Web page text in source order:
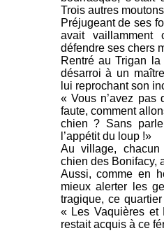
Trois autres
Préjugeant de ses
avait vaillamment
défendre ses chers
Rentré au Trigan
désarroi à un
lui reprochant son
« Vous n’avez pas
faute, comment
chien ? Sans
l’appétit du loup !»
Au village,
chien des Bonifacy,
Aussi, comme en
mieux alerter les
tragique, ce
« Les Vaquières et
restait acquis à ce